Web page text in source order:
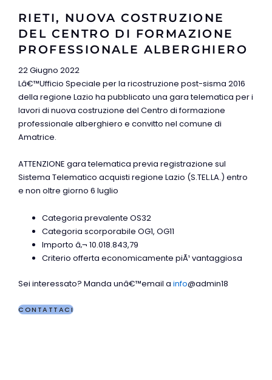
RIETI, NUOVA COSTRUZIONE
DEL CENTRO DI FORMAZIONE
PROFESSIONALE ALBERGHIERO
22 Giugno 2022
Lâ€™Ufficio Speciale per la ricostruzione post-sisma 2016
della regione Lazio ha pubblicato una gara telematica per i
lavori di nuova costruzione del Centro di formazione
professionale alberghiero e convitto nel comune di
Amatrice.
ATTENZIONE gara telematica previa registrazione sul
Sistema Telematico acquisti regione Lazio (S.TEL.LA.) entro
e non oltre giorno 6 luglio
Categoria prevalente OS32
Categoria scorporabile OG1, OG11
Importo â‚¬ 10.018.843,79
Criterio offerta economicamente piÃ¹ vantaggiosa
Sei interessato? Manda unâ€™email a info@admin18
CONTATTACI